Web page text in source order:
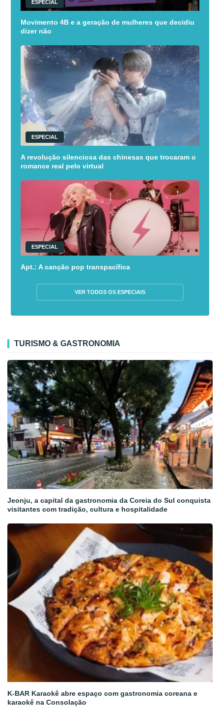
ESPECIAL
Movimento 4B e a geração de mulheres que decidiu
dizer não
ESPECIAL
A revolução silenciosa das chinesas que trocaram o
romance real pelo virtual
ESPECIAL
Apt.: A canção pop transpacífica
VER TODOS OS ESPECIAIS
TURISMO & GASTRONOMIA
Jeonju, a capital da gastronomia da Coreia do Sul conquista
visitantes com tradição, cultura e hospitalidade
K-BAR Karaokê abre espaço com gastronomia coreana e
karaokê na Consolação